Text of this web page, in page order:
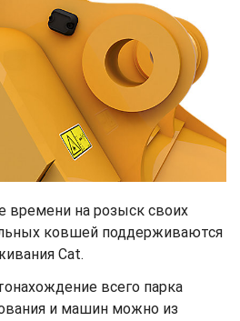
времени на розыск своих
ковшей поддерживаются
Cat.
всего парка
и машин можно из